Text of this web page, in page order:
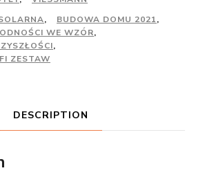
, BUDOWA DOMU 2021,
WE WZÓR,
,
ZESTAW
DESCRIPTION